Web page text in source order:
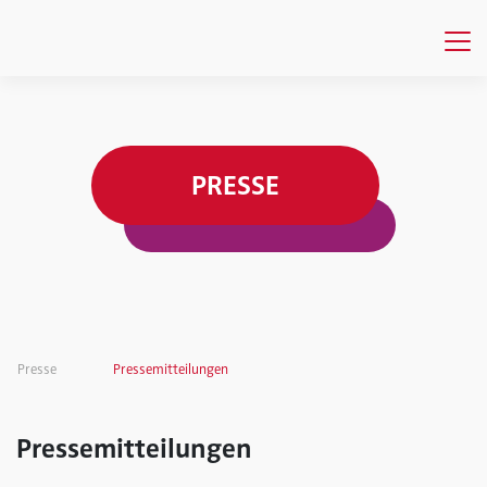
PRESSE
Presse Pressemitteilungen
Pressemitteilungen